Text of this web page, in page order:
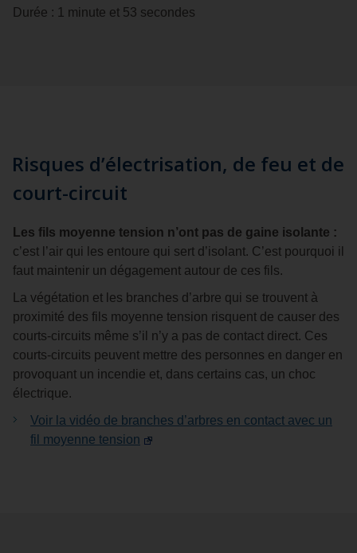
Durée : 1 minute et 53 secondes
Risques d’électrisation, de feu et de
court-circuit
Les fils moyenne tension n’ont pas de gaine isolante :
c’est l’air qui les entoure qui sert d’isolant. C’est pourquoi il
faut maintenir un dégagement autour de ces fils.
La végétation et les branches d’arbre qui se trouvent à
proximité des fils moyenne tension risquent de causer des
courts-circuits même s’il n’y a pas de contact direct. Ces
courts-circuits peuvent mettre des personnes en danger en
provoquant un incendie et, dans certains cas, un choc
électrique.
Voir la vidéo de branches d’arbres en contact avec un
fil moyenne tension